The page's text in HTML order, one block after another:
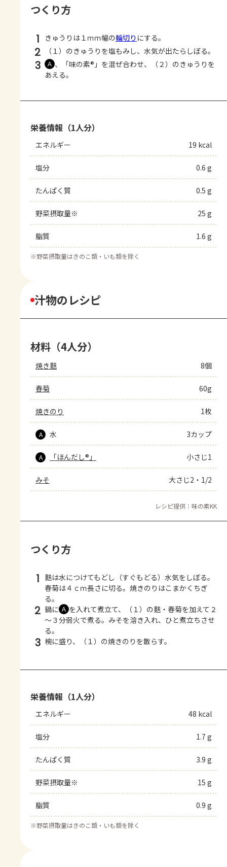
つくり方
1 きゅうりは１ｍｍ幅の輪切り にする。
2 （１）のきゅうりを塩もみし、水気が出たらしぼる。
3 Ａ 、「味の素®」を混ぜ合わせ、（２）のきゅうりを
あえる。
栄養情報（1人分）
エネルギー 19 kcal
塩分 0.6 g
たんぱく質 0.5 g
野菜摂取量※ 25 g
脂質 1.6 g
※野菜摂取量はきのこ類・いも類を除く
汁物のレシピ
材料（4人分）
焼き麩 8個
春菊 60g
焼きのり 1枚
A 水 3カップ
A 「ほんだし®」 小さじ1
みそ 大さじ2・1/2
レシピ提供：味の素KK
つくり方
1 麩は水につけてもどし（すぐもどる）水気をしぼる。
春菊は４ｃｍ長さに切る。焼きのりはこまかくちぎ
る。
2 鍋に Ａ を入れて煮立て、（１）の麩・春菊を加えて２
～３分弱火で煮る。みそを溶き入れ、ひと煮立ちさせ
る。
3 椀に盛り、（１）の焼きのりを散らす。
栄養情報（1人分）
エネルギー 48 kcal
塩分 1.7 g
たんぱく質 3.9 g
野菜摂取量※ 15 g
脂質 0.9 g
※野菜摂取量はきのこ類・いも類を除く